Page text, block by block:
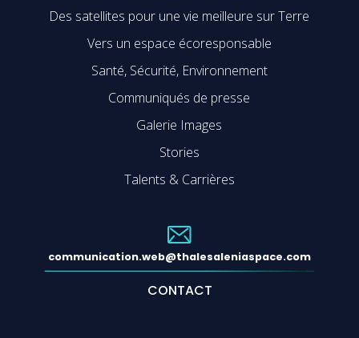
Des satellites pour une vie meilleure sur Terre
Vers un espace écoresponsable
Santé, Sécurité, Environnement
Communiqués de presse
Galerie Images
Stories
Talents & Carrières
communication.web@thalesaleniaspace.com
CONTACT